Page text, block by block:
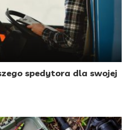
spedytora dla swojej